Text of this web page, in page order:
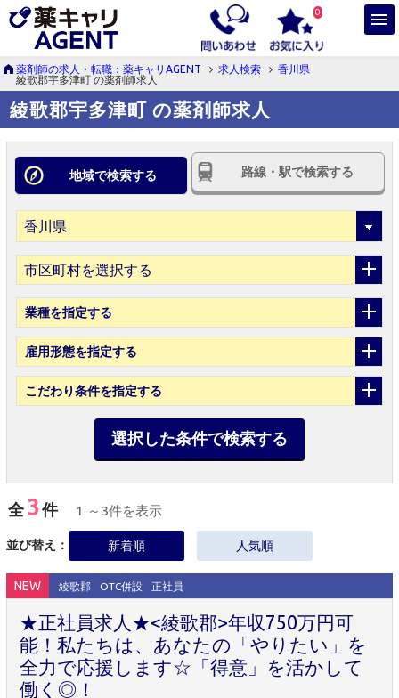
0
薬剤師の求人・転職：薬キャリAGENT 求人検索
香川県
綾歌郡宇多津町 の薬剤師求人
綾歌郡宇多津町 の薬剤師求人
地域で検索する 路線・駅で検索する
市区町村を選択する
業種を指定する
雇用形態を指定する
こだわり条件を指定する
選択した条件で検索する
全3 件 1 ～3件を表示
並び替え： 新着順 人気順
NEW 綾歌郡 OTC併設 正社員
★正社員求人★<綾歌郡>年収750万円可
能！私たちは、あなたの「やりたい」を
全力で応援します☆「得意」を活かして
働く◎！